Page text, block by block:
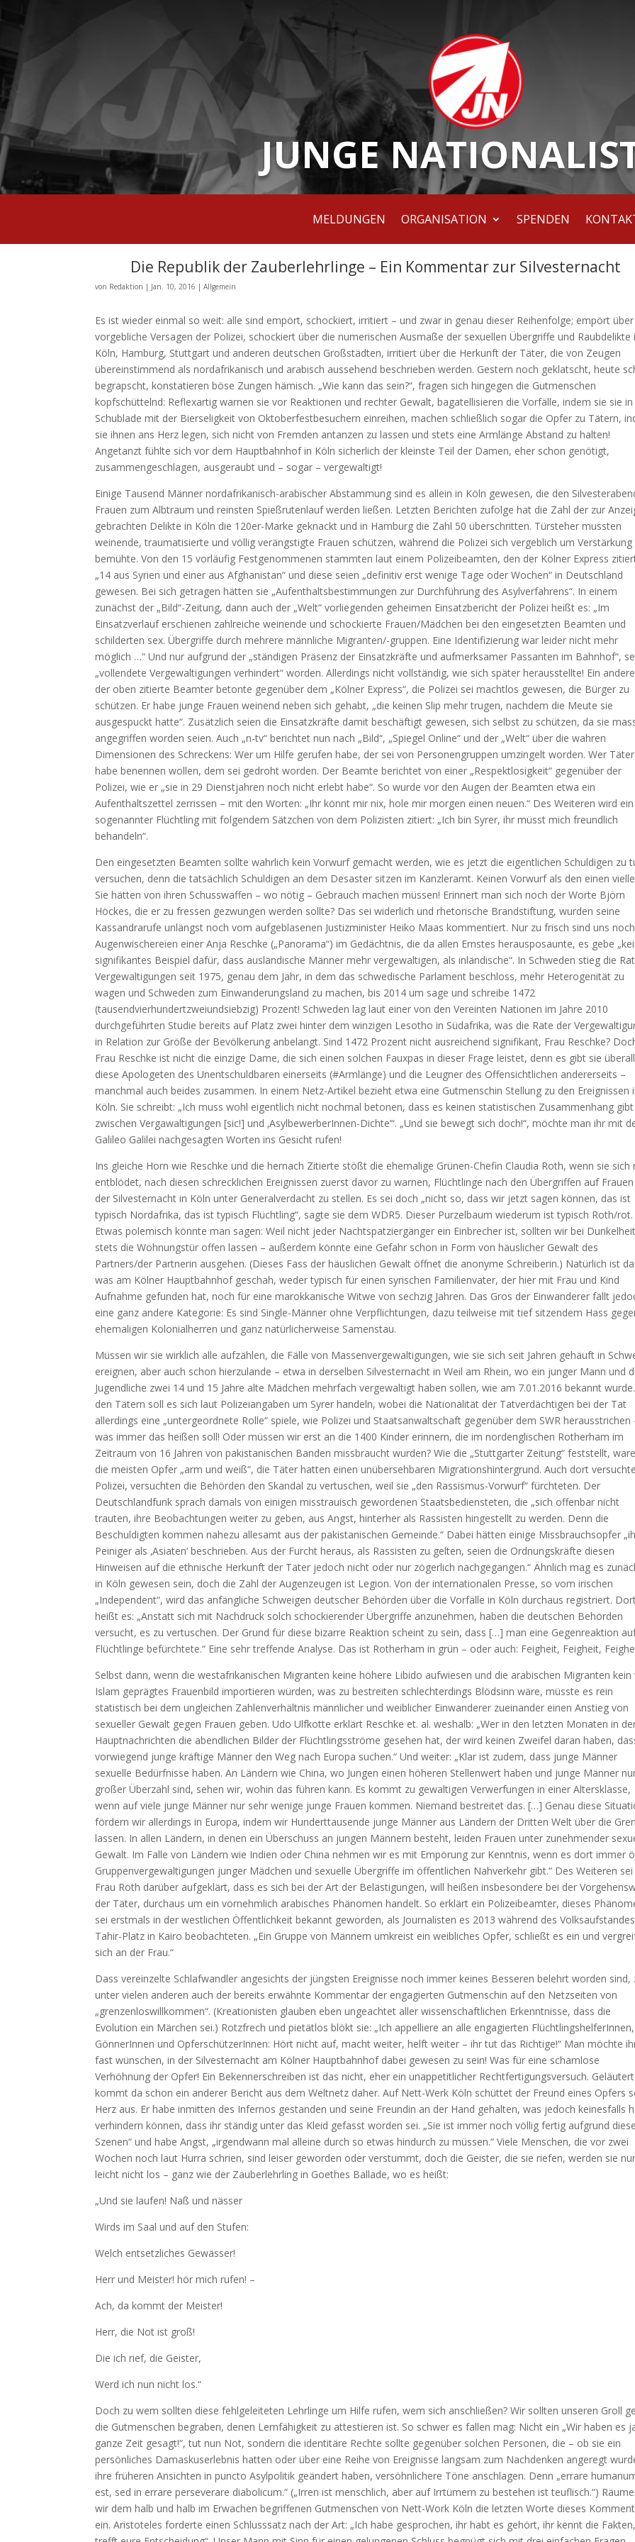
JUNGE
MELDUNGEN ORGANISATION SPENDEN
Die Republik der Zauberlehrlinge – Ein Kommentar zur Silvesternacht
von Redaktion | Jan. 10, 2016 |Allgemein
Es ist wieder einmal so weit: alle sind empört, schockiert, irritiert – und zwar in genau dieser Reihenfolge; empört
vorgebliche Versagen der Polizei, schockiert über die numerischen Ausmaße der sexuellen Übergriffe und Raubdelikte
Köln, Hamburg, Stuttgart und anderen deutschen Großstädten, irritiert über die Herkunft der Täter, die von Zeugen
übereinstimmend als nordafrikanisch und arabisch aussehend beschrieben werden. Gestern noch geklatscht, heute
begrapscht, konstatieren böse Zungen hämisch. „Wie kann das sein?“, fragen sich hingegen die Gutmenschen
kopfschüttelnd: Reflexartig warnen sie vor Reaktionen und rechter Gewalt, bagatellisieren die Vorfälle, indem sie sie in
Schublade mit der Bierseligkeit von Oktoberfestbesuchern einreihen, machen schließlich sogar die Opfer zu Tätern,
sie ihnen ans Herz legen, sich nicht von Fremden antanzen zu lassen und stets eine Armlänge Abstand zu halten!
Angetanzt fühlte sich vor dem Hauptbahnhof in Köln sicherlich der kleinste Teil der Damen, eher schon genötigt,
zusammengeschlagen, ausgeraubt und – sogar – vergewaltigt!
Einige Tausend Männer nordafrikanisch-arabischer Abstammung sind es allein in Köln gewesen, die den
Frauen zum Albtraum und reinsten Spießrutenlauf werden ließen. Letzten Berichten zufolge hat die Zahl der zur
gebrachten Delikte in Köln die 120er-Marke geknackt und in Hamburg die Zahl 50 überschritten. Türsteher mussten
weinende, traumatisierte und völlig verängstigte Frauen schützen, während die Polizei sich vergeblich um Verstärkung
bemühte. Von den 15 vorläufig Festgenommenen stammten laut einem Polizeibeamten, den der Kölner Express
„14 aus Syrien und einer aus Afghanistan“ und diese seien „definitiv erst wenige Tage oder Wochen“ in Deutschland
gewesen. Bei sich getragen hätten sie „Aufenthaltsbestimmungen zur Durchführung des Asylverfahrens“. In einem
zunächst der „Bild“-Zeitung, dann auch der „Welt“ vorliegenden geheimen Einsatzbericht der Polizei heißt es: „Im
Einsatzverlauf erschienen zahlreiche weinende und schockierte Frauen/Mädchen bei den eingesetzten Beamten und
schilderten sex. Übergriffe durch mehrere männliche Migranten/-gruppen. Eine Identifizierung war leider nicht mehr
möglich …“ Und nur aufgrund der „ständigen Präsenz der Einsatzkräfte und aufmerksamer Passanten im Bahnhof“,
„vollendete Vergewaltigungen verhindert“ worden. Allerdings nicht vollständig, wie sich später herausstellte! Ein
der oben zitierte Beamter betonte gegenüber dem „Kölner Express“, die Polizei sei machtlos gewesen, die Bürger zu
schützen. Er habe junge Frauen weinend neben sich gehabt, „die keinen Slip mehr trugen, nachdem die Meute sie
ausgespuckt hatte“. Zusätzlich seien die Einsatzkräfte damit beschäftigt gewesen, sich selbst zu schützen, da sie
angegriffen worden seien. Auch „n-tv“ berichtet nun nach „Bild“, „Spiegel Online“ und der „Welt“ über die wahren
Dimensionen des Schreckens: Wer um Hilfe gerufen habe, der sei von Personengruppen umzingelt worden. Wer Täter
habe benennen wollen, dem sei gedroht worden. Der Beamte berichtet von einer „Respektlosigkeit“ gegenüber der
Polizei, wie er „sie in 29 Dienstjahren noch nicht erlebt habe“. So wurde vor den Augen der Beamten etwa ein
Aufenthaltszettel zerrissen – mit den Worten: „Ihr könnt mir nix, hole mir morgen einen neuen.“ Des Weiteren wird ein
sogenannter Flüchtling mit folgendem Sätzchen von dem Polizisten zitiert: „Ich bin Syrer, ihr müsst mich freundlich
behandeln“.
Den eingesetzten Beamten sollte wahrlich kein Vorwurf gemacht werden, wie es jetzt die eigentlichen Schuldigen zu
versuchen, denn die tatsächlich Schuldigen an dem Desaster sitzen im Kanzleramt. Keinen Vorwurf als den einen
Sie hätten von ihren Schusswaffen – wo nötig – Gebrauch machen müssen! Erinnert man sich noch der Worte Björn
Höckes, die er zu fressen gezwungen werden sollte? Das sei widerlich und rhetorische Brandstiftung, wurden seine
Kassandrarufe unlängst noch vom aufgeblasenen Justizminister Heiko Maas kommentiert. Nur zu frisch sind uns
Augenwischereien einer Anja Reschke („Panorama“) im Gedächtnis, die da allen Ernstes herausposaunte, es gebe
signifikantes Beispiel dafür, dass ausländische Männer mehr vergewaltigen, als inländische“. In Schweden stieg die
Vergewaltigungen seit 1975, genau dem Jahr, in dem das schwedische Parlament beschloss, mehr Heterogenität zu
wagen und Schweden zum Einwanderungsland zu machen, bis 2014 um sage und schreibe 1472
(tausendvierhundertzweiundsiebzig) Prozent! Schweden lag laut einer von den Vereinten Nationen im Jahre 2010
durchgeführten Studie bereits auf Platz zwei hinter dem winzigen Lesotho in Südafrika, was die Rate der
in Relation zur Größe der Bevölkerung anbelangt. Sind 1472 Prozent nicht ausreichend signifikant, Frau Reschke?
Frau Reschke ist nicht die einzige Dame, die sich einen solchen Fauxpas in dieser Frage leistet, denn es gibt sie
diese Apologeten des Unentschuldbaren einerseits (#Armlänge) und die Leugner des Offensichtlichen andererseits –
manchmal auch beides zusammen. In einem Netz-Artikel bezieht etwa eine Gutmenschin Stellung zu den Ereignissen
Köln. Sie schreibt: „Ich muss wohl eigentlich nicht nochmal betonen, dass es keinen statistischen Zusammenhang gibt
zwischen Vergawaltigungen [sic!] und ‚AsylbewerberInnen-Dichte’“. „Und sie bewegt sich doch!“, möchte man ihr mit
Galileo Galilei nachgesagten Worten ins Gesicht rufen!
Ins gleiche Horn wie Reschke und die hernach Zitierte stößt die ehemalige Grünen-Chefin Claudia Roth, wenn sie sich
entblödet, nach diesen schrecklichen Ereignissen zuerst davor zu warnen, Flüchtlinge nach den Übergriffen auf Frauen
der Silvesternacht in Köln unter Generalverdacht zu stellen. Es sei doch „nicht so, dass wir jetzt sagen können, das ist
typisch Nordafrika, das ist typisch Flüchtling“, sagte sie dem WDR5. Dieser Purzelbaum wiederum ist typisch Roth/rot.
Etwas polemisch könnte man sagen: Weil nicht jeder Nachtspatziergänger ein Einbrecher ist, sollten wir bei Dunkelheit
stets die Wohnungstür offen lassen – außerdem könnte eine Gefahr schon in Form von häuslicher Gewalt des
Partners/der Partnerin ausgehen. (Dieses Fass der häuslichen Gewalt öffnet die anonyme Schreiberin.) Natürlich ist
was am Kölner Hauptbahnhof geschah, weder typisch für einen syrischen Familienvater, der hier mit Frau und Kind
Aufnahme gefunden hat, noch für eine marokkanische Witwe von sechzig Jahren. Das Gros der Einwanderer fällt
eine ganz andere Kategorie: Es sind Single-Männer ohne Verpflichtungen, dazu teilweise mit tief sitzendem Hass
ehemaligen Kolonialherren und ganz natürlicherweise Samenstau.
Müssen wir sie wirklich alle aufzählen, die Fälle von Massenvergewaltigungen, wie sie sich seit Jahren gehäuft in
ereignen, aber auch schon hierzulande – etwa in derselben Silvesternacht in Weil am Rhein, wo ein junger Mann und
Jugendliche zwei 14 und 15 Jahre alte Mädchen mehrfach vergewaltigt haben sollen, wie am 7.01.2016 bekannt
den Tätern soll es sich laut Polizeiangaben um Syrer handeln, wobei die Nationalität der Tatverdächtigen bei der Tat
allerdings eine „untergeordnete Rolle“ spiele, wie Polizei und Staatsanwaltschaft gegenüber dem SWR herausstrichen
was immer das heißen soll! Oder müssen wir erst an die 1400 Kinder erinnern, die im nordenglischen Rotherham im
Zeitraum von 16 Jahren von pakistanischen Banden missbraucht wurden? Wie die „Stuttgarter Zeitung“ feststellt,
die meisten Opfer „arm und weiß“, die Täter hatten einen unübersehbaren Migrationshintergrund. Auch dort
Polizei, versuchten die Behörden den Skandal zu vertuschen, weil sie „den Rassismus-Vorwurf“ fürchteten. Der
Deutschlandfunk sprach damals von einigen misstrauisch gewordenen Staatsbediensteten, die „sich offenbar nicht
trauten, ihre Beobachtungen weiter zu geben, aus Angst, hinterher als Rassisten hingestellt zu werden. Denn die
Beschuldigten kommen nahezu allesamt aus der pakistanischen Gemeinde.“ Dabei hätten einige Missbrauchsopfer
Peiniger als ‚Asiaten‘ beschrieben. Aus der Furcht heraus, als Rassisten zu gelten, seien die Ordnungskräfte diesen
Hinweisen auf die ethnische Herkunft der Täter jedoch nicht oder nur zögerlich nachgegangen.“ Ähnlich mag es
in Köln gewesen sein, doch die Zahl der Augenzeugen ist Legion. Von der internationalen Presse, so vom irischen
„Independent“, wird das anfängliche Schweigen deutscher Behörden über die Vorfälle in Köln durchaus registriert.
heißt es: „Anstatt sich mit Nachdruck solch schockierender Übergriffe anzunehmen, haben die deutschen Behörden
versucht, es zu vertuschen. Der Grund für diese bizarre Reaktion scheint zu sein, dass […] man eine Gegenreaktion
Flüchtlinge befürchtete.“ Eine sehr treffende Analyse. Das ist Rotherham in grün – oder auch: Feigheit, Feigheit,
Selbst dann, wenn die westafrikanischen Migranten keine höhere Libido aufwiesen und die arabischen Migranten kein
Islam geprägtes Frauenbild importieren würden, was zu bestreiten schlechterdings Blödsinn wäre, müsste es rein
statistisch bei dem ungleichen Zahlenverhältnis männlicher und weiblicher Einwanderer zueinander einen Anstieg von
sexueller Gewalt gegen Frauen geben. Udo Ulfkotte erklärt Reschke et. al. weshalb: „Wer in den letzten Monaten in
Hauptnachrichten die abendlichen Bilder der Flüchtlingsströme gesehen hat, der wird keinen Zweifel daran haben,
vorwiegend junge kräftige Männer den Weg nach Europa suchen.“ Und weiter: „Klar ist zudem, dass junge Männer
sexuelle Bedürfnisse haben. An Ländern wie China, wo Jungen einen höheren Stellenwert haben und junge Männer
großer Überzahl sind, sehen wir, wohin das führen kann. Es kommt zu gewaltigen Verwerfungen in einer Altersklasse,
wenn auf viele junge Männer nur sehr wenige junge Frauen kommen. Niemand bestreitet das. […] Genau diese
fördern wir allerdings in Europa, indem wir Hunderttausende junge Männer aus Ländern der Dritten Welt über die
lassen. In allen Ländern, in denen ein Überschuss an jungen Männern besteht, leiden Frauen unter zunehmender
Gewalt. Im Falle von Ländern wie Indien oder China nehmen wir es mit Empörung zur Kenntnis, wenn es dort immer
Gruppenvergewaltigungen junger Mädchen und sexuelle Übergriffe im öffentlichen Nahverkehr gibt.“ Des Weiteren sei
Frau Roth darüber aufgeklärt, dass es sich bei der Art der Belästigungen, will heißen insbesondere bei der
der Täter, durchaus um ein vornehmlich arabisches Phänomen handelt. So erklärt ein Polizeibeamter, dieses
sei erstmals in der westlichen Öffentlichkeit bekannt geworden, als Journalisten es 2013 während des
Tahir-Platz in Kairo beobachteten. „Ein Gruppe von Männern umkreist ein weibliches Opfer, schließt es ein und
sich an der Frau.“
Dass vereinzelte Schlafwandler angesichts der jüngsten Ereignisse noch immer keines Besseren belehrt worden sind,
unter vielen anderen auch der bereits erwähnte Kommentar der engagierten Gutmenschin auf den Netzseiten von
„grenzenloswillkommen“. (Kreationisten glauben eben ungeachtet aller wissenschaftlichen Erkenntnisse, dass die
Evolution ein Märchen sei.) Rotzfrech und pietätlos blökt sie: „Ich appelliere an alle engagierten FlüchtlingshelferInnen,
GönnerInnen und OpferschützerInnen: Hört nicht auf, macht weiter, helft weiter – ihr tut das Richtige!“ Man möchte
fast wünschen, in der Silvesternacht am Kölner Hauptbahnhof dabei gewesen zu sein! Was für eine schamlose
Verhöhnung der Opfer! Ein Bekennerschreiben ist das nicht, eher ein unappetitlicher Rechtfertigungsversuch.
kommt da schon ein anderer Bericht aus dem Weltnetz daher. Auf Nett-Werk Köln schüttet der Freund eines Opfers
Herz aus. Er habe inmitten des Infernos gestanden und seine Freundin an der Hand gehalten, was jedoch keinesfalls
verhindern können, dass ihr ständig unter das Kleid gefasst worden sei. „Sie ist immer noch völlig fertig aufgrund
Szenen“ und habe Angst, „irgendwann mal alleine durch so etwas hindurch zu müssen.“ Viele Menschen, die vor zwei
Wochen noch laut Hurra schrien, sind leiser geworden oder verstummt, doch die Geister, die sie riefen, werden sie
leicht nicht los – ganz wie der Zauberlehrling in Goethes Ballade, wo es heißt:
„Und sie laufen! Naß und nässer
Wirds im Saal und auf den Stufen:
Welch entsetzliches Gewässer!
Herr und Meister! hör mich rufen! –
Ach, da kommt der Meister!
Herr, die Not ist groß!
Die ich rief, die Geister,
Werd ich nun nicht los.“
Doch zu wem sollten diese fehlgeleiteten Lehrlinge um Hilfe rufen, wem sich anschließen? Wir sollten unseren Groll
die Gutmenschen begraben, denen Lernfähigkeit zu attestieren ist. So schwer es fallen mag: Nicht ein „Wir haben es
ganze Zeit gesagt!“, tut nun Not, sondern die identitäre Rechte sollte gegenüber solchen Personen, die – ob sie ein
persönliches Damaskuserlebnis hatten oder über eine Reihe von Ereignisse langsam zum Nachdenken angeregt
ihre früheren Ansichten in puncto Asylpolitik geändert haben, versöhnlichere Töne anschlagen. Denn „errare
est, sed in errare perseverare diabolicum.“ („Irren ist menschlich, aber auf Irrtümern zu bestehen ist teuflisch.“)
wir dem halb und halb im Erwachen begriffenen Gutmenschen von Nett-Work Köln die letzten Worte dieses
ein. Aristoteles forderte einen Schlusssatz nach der Art: „Ich habe gesprochen, ihr habt es gehört, ihr kennt die Fakten,